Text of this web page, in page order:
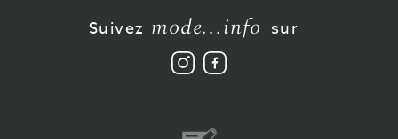
Suivez mode...info sur
Suivez
nous
Aimez-
nous
Virement